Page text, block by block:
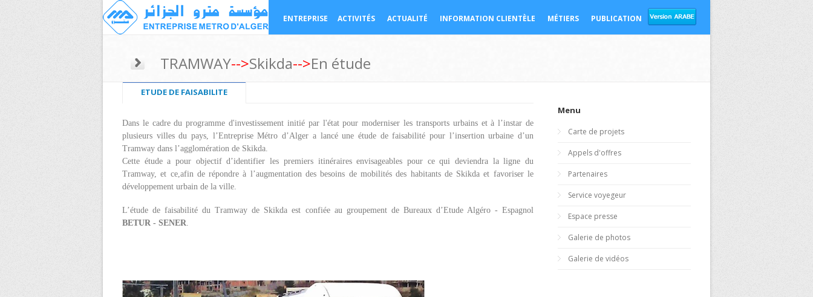
ENTREPRISE ACTIVITÉS ACTUALITÉ INFORMATION CLIENTÈLE MÉTIERS PUBLICATION
TRAMWAY-->Skikda-->En étude
ETUDE DE FAISABILITE
Dans le cadre du programme d'investissement initié par l'état pour moderniser les transports urbains et à l’instar de
plusieurs villes du pays, l’Entreprise Métro d’Alger a lancé une étude de faisabilité pour l’insertion urbaine d’un
Tramway dans l’agglomération de Skikda.
Cette étude a pour objectif d’identifier les premiers itinéraires envisageables pour ce qui deviendra la ligne du
Tramway, et ce,afin de répondre à l’augmentation des besoins de mobilités des habitants de Skikda et favoriser le
développement urbain de la ville.
L’étude de faisabilité du Tramway de Skikda est confiée au groupement de Bureaux d’Etude Algéro - Espagnol
BETUR - SENER.
Menu
Carte de projets
Appels d'offres
Partenaires
Service voyegeur
Espace presse
Galerie de photos
Galerie de vidéos